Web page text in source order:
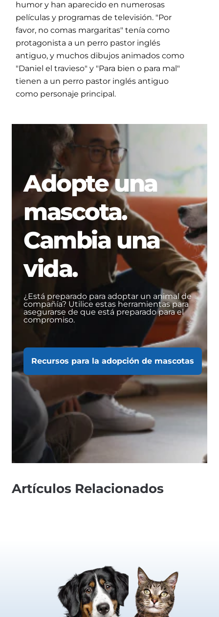
humor y han aparecido en numerosas
películas y programas de televisión. "Por
favor, no comas margaritas" tenía como
protagonista a un perro pastor inglés
antiguo, y muchos dibujos animados como
"Daniel el travieso" y "Para bien o para mal"
tienen a un perro pastor inglés antiguo
como personaje principal.
Adopte una
mascota.
Cambia una
vida.
¿Está preparado para adoptar un animal de
compañía? Utilice estas herramientas para
asegurarse de que está preparado para el
compromiso.
Recursos para la adopción de mascotas
Artículos Relacionados